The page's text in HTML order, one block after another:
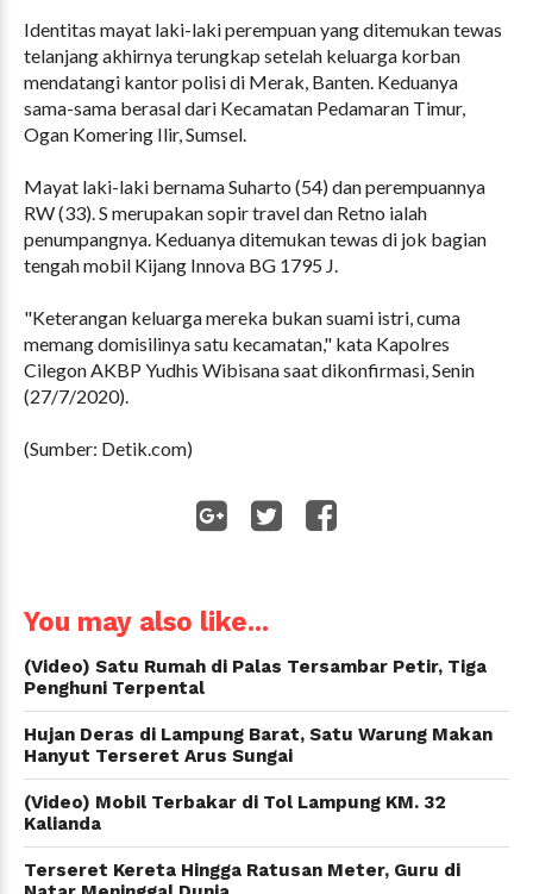
Identitas mayat laki-laki perempuan yang ditemukan tewas
telanjang akhirnya terungkap setelah keluarga korban
mendatangi kantor polisi di Merak, Banten. Keduanya
sama-sama berasal dari Kecamatan Pedamaran Timur,
Ogan Komering Ilir, Sumsel.
Mayat laki-laki bernama Suharto (54) dan perempuannya
RW (33). S merupakan sopir travel dan Retno ialah
penumpangnya. Keduanya ditemukan tewas di jok bagian
tengah mobil Kijang Innova BG 1795 J.
"Keterangan keluarga mereka bukan suami istri, cuma
memang domisilinya satu kecamatan," kata Kapolres
Cilegon AKBP Yudhis Wibisana saat dikonfirmasi, Senin
(27/7/2020).
(Sumber: Detik.com)
You may also like...
(Video) Satu Rumah di Palas Tersambar Petir, Tiga
Penghuni Terpental
Hujan Deras di Lampung Barat, Satu Warung Makan
Hanyut Terseret Arus Sungai
(Video) Mobil Terbakar di Tol Lampung KM. 32
Kalianda
Terseret Kereta Hingga Ratusan Meter, Guru di